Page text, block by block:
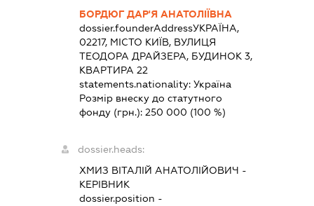
БОРДЮГ ДАР'Я АНАТОЛІЇВНА
dossier.founderAddressУКРАЇНА,
02217, МІСТО КИЇВ, ВУЛИЦЯ
ТЕОДОРА ДРАЙЗЕРА, БУДИНОК 3,
КВАРТИРА 22
statements.nationality:Україна
Розмір внеску до статутного
фонду (грн.):250 000 (100 %)
dossier.heads:
ХМИЗ ВІТАЛІЙ АНАТОЛІЙОВИЧ -
КЕРІВНИК
dossier.position -